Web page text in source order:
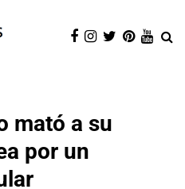
mató a su
por un